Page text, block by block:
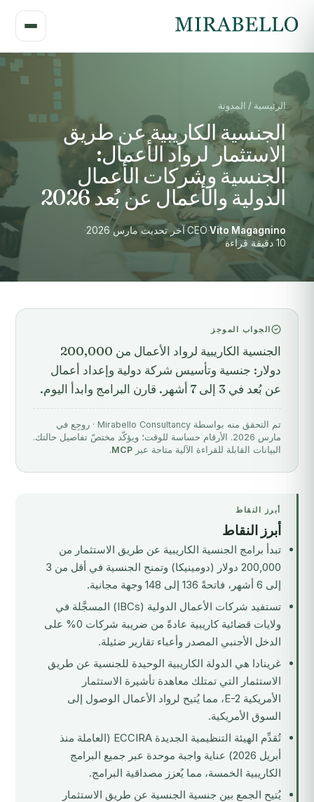
الرئيسية / المدونة
الجنسية الكاريبية عن طريق
الاستثمار لرواد الأعمال:
الجنسية وشركات الأعمال
الدولية والأعمال عن بُعد 2026
Vito Magagnino
·
CEO
·آخر تحديث مارس 2026
·
10 دقيقة قراءة
الجواب الموجز
الجنسية الكاريبية لرواد الأعمال من 200,000
دولار: جنسية وتأسيس شركة دولية وإعداد أعمال
عن بُعد في 3 إلى 7 أشهر. قارن البرامج وابدأ اليوم.
تم التحقق منه بواسطة Mirabello Consultancy · روجِع في
مارس 2026. الأرقام حساسة للوقت؛ ويؤكّد مختصّ تفاصيل حالتك.
البيانات القابلة للقراءة الآلية متاحة عبر MCP
.
أبرز النقاط
أبرز النقاط
تبدأ برامج الجنسية الكاريبية عن طريق الاستثمار من
200,000 دولار (دومينيكا) وتمنح الجنسية في أقل من 3
إلى 6 أشهر، فاتحةً 136 إلى 148 وجهة مجانية.
تستفيد شركات الأعمال الدولية (IBCs) المسجَّلة في
ولايات قضائية كاريبية عادةً من ضريبة شركات 0% على
الدخل الأجنبي المصدر وأعباء تقارير ضئيلة.
غرينادا هي الدولة الكاريبية الوحيدة للجنسية عن طريق
الاستثمار التي تمتلك معاهدة تأشيرة الاستثمار
الأمريكية E-2، مما يُتيح لرواد الأعمال الوصول إلى
السوق الأمريكية.
تُقدِّم الهيئة التنظيمية الجديدة ECCIRA (العاملة منذ
أبريل 2026) عناية واجبة موحدة عبر جميع البرامج
الكاريبية الخمسة، مما يُعزز مصداقية البرامج.
يُتيح الجمع بين جنسية الجنسية عن طريق الاستثمار